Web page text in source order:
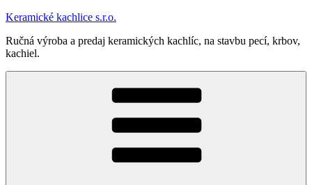
Prejsť
obsah
Keramické kachlice s.r.o.
Ručná výroba a predaj keramických kachlíc, na stavbu pecí, krbov,
kachiel.